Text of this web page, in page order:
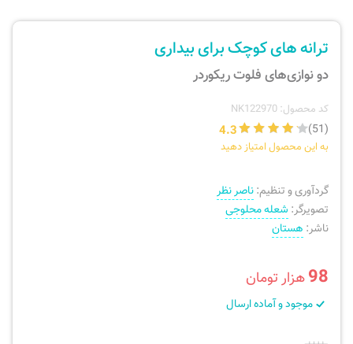
نی، فلوت، سازهای بادی
ارسال سفارش
ترانه های کوچک برای بیداری
دو نوازی‌های فلوت ریکوردر
کد محصول: NK122970
(51)
4.3
به این محصول امتیاز دهید
گردآوری و تنظیم:ناصر نظر
تصویرگر: شعله محلوجی
ناشر: هستان
98هزار تومان
موجود و آماده ارسال